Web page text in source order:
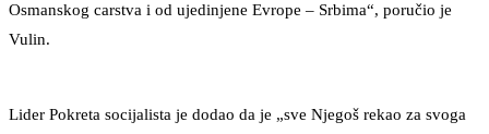
Osmanskog carstva i od ujedinjene Evrope – Srbima“, poručio je
Vulin.
Lider Pokreta socijalista je dodao da je „sve Njegoš rekao za svoga